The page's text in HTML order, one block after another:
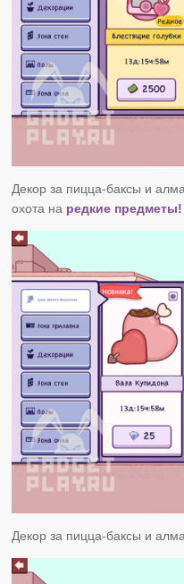
Декор за пицца-баксы и
охота на редкие предметы!
Декор за пицца-баксы и